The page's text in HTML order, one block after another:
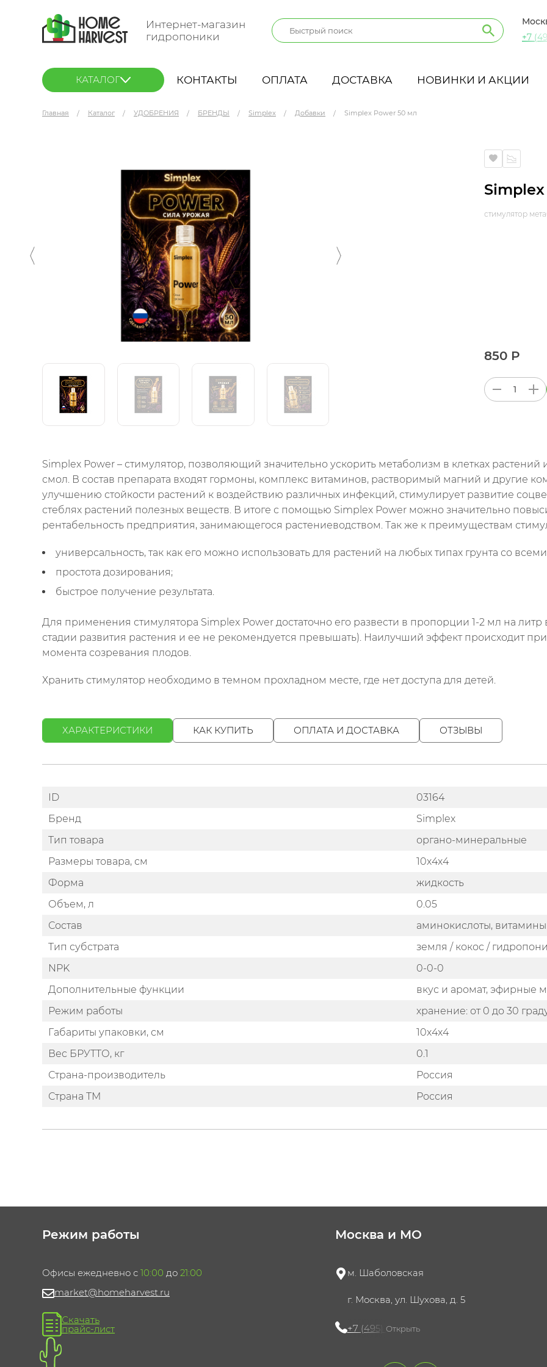
Интернет-магазин
гидропоники
+7
КАТАЛОГ КОНТАКТЫ ОПЛАТА ДОСТАВКА НОВИНКИ И АКЦИИ
Главная Каталог УДОБРЕНИЯ БРЕНДЫ Simplex Добавки Simplex Power 50 мл
стимулятор
850 Р
Simplex Power – стимулятор, позволяющий значительно ускорить метаболизм в клетках растений
смол. В состав препарата входят гормоны, комплекс витаминов, растворимый магний и другие
улучшению стойкости растений к воздействию различных инфекций, стимулирует развитие
стеблях растений полезных веществ. В итоге с помощью Simplex Power можно значительно
рентабельность предприятия, занимающегося растениеводством. Так же к преимуществам
универсальность, так как его можно использовать для растений на любых типах грунта со
простота дозирования;
быстрое получение результата.
Для применения стимулятора Simplex Power достаточно его развести в пропорции 1-2 мл на литр
стадии развития растения и ее не рекомендуется превышать). Наилучший эффект происходит
момента созревания плодов.
Хранить стимулятор необходимо в темном прохладном месте, где нет доступа для детей.
ХАРАКТЕРИСТИКИ КАК КУПИТЬ ОПЛАТА И ДОСТАВКА ОТЗЫВЫ
ID
03164
Бренд
Simplex
Тип товара
органо-минеральные
Размеры товара, см
10х4х4
Форма
жидкость
Объем, л
0.05
Состав
аминокислоты, витамины
Тип субстрата
земля / кокос /
NPK
0-0-0
Дополнительные функции
вкус и аромат, эфирные
Режим работы
хранение: от 0 до 30
Габариты упаковки, см
10x4x4
Вес БРУТТО, кг
0.1
Страна-производитель
Россия
Страна ТМ
Россия
Режим работы
Офисы ежедневно с 10:00 до 21:00
market@homeharvest.ru
Скачать
прайс-лист
Москва и МО
м. Шаболовская
г. Москва, ул. Шухова, д. 5
+7 (495) 721-60-15
Открыть